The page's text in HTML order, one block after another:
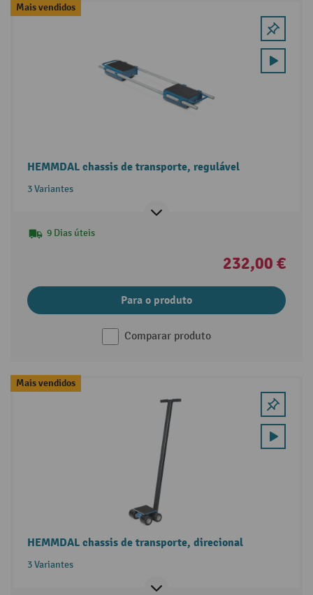
Mais vendidos
HEMMDAL chassis de transporte, regulável
3 Variantes
9 Dias úteis
232,00 €
Para o produto
Comparar produto
Mais vendidos
HEMMDAL chassis de transporte, direcional
3 Variantes